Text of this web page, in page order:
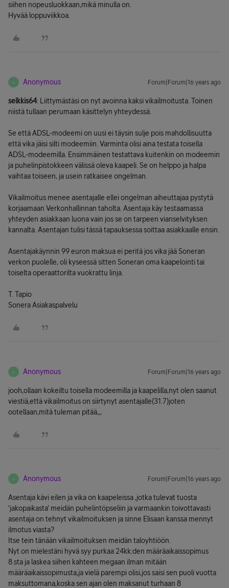
siihen nopeusluokkaan,mikä minulla on.
Hyvää loppuviikkoa.
A Anonymous Forum|Forum|16 years ago
selkkis64: Liittymästäsi on nyt avoinna kaksi vikailmoitusta. Toinen
niistä tullaan perumaan käsittelyn yhteydessä.
Se että ADSL-modeemi on uusi ei täysin sulje pois mahdollisuutta
että vika jäisi silti modeemiin. Varminta olisi aina testata toisella
ADSL-modeemilla. Ensimmäinen testattava kuitenkin on modeemin
ja puhelinpistokkeen välissä oleva kaapeli. Se on helppo ja halpa
vaihtaa toiseen, ja usein ratkaisee ongelman.
Vikailmoitus menee asentajalle ellei ongelman aiheuttajaa pystytä
korjaamaan Verkonhallinnan taholta. Asentaja käy testaamassa
yhteyden asiakkaan luona vain jos se on tarpeen vianselvityksen
kannalta. Asentajan tulisi tässä tapauksessa soittaa asiakkaalle ensin.
Asentajakäynnin 99 euron maksua ei peritä jos vika jää Soneran
verkon puolelle, oli kyseessä sitten Soneran oma kaapelointi tai
toiselta operaattorilta vuokrattu linja.
T. Tapio
Sonera Asiakaspalvelu
A Anonymous Forum|Forum|16 years ago
jooh,ollaan kokeiltu toisella modeemilla ja kaapelilla,nyt olen saanut
viestiä,että vikailmoitus on siirtynyt asentajalle(31.7)joten
ootellaan,mitä tuleman pitää,,,
A Anonymous Forum|Forum|16 years ago
Asentaja kävi eilen ja vika on kaapeleissa ,jotka tulevat tuosta
'jakopaikasta' meidän puhelintöpseliin ja varmaankin toivottavasti
asentaja on tehnyt vikailmoituksen ja sinne Elisaan kanssa mennyt
ilmotus viasta?
Itse tein tänään vikailmoituksen meidän taloyhtiöön.
Nyt on mielestäni hyvä syy purkaa 24kk:den määräaikaissopimus
8.sta ja laskea siihen kahteen megaan ilman mitään
määräaikaissopimusta,ja vielä parempi olisi,jos saisi sen puoli vuotta
maksuttomana,koska sen ajan olen maksanut turhaan 8